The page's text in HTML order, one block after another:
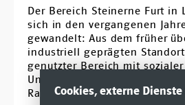
Der Bereich Steinerne Furt in
sich in den vergangenen
gewandelt: Aus dem früher
industriell geprägten
genutzter Bereich mit
Unternehmen, Einzelhandel
Rad- und Fußverkehr
Cookies, externe